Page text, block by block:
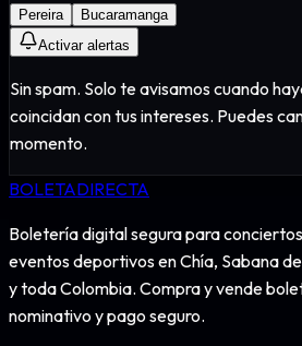
Pereira
Bucaramanga
Activar alertas
Sin spam. Solo te avisamos cuando
coincidan con tus intereses. Puedes
momento.
BOLETADIRECTA
Boletería digital segura para
eventos deportivos en Chía, Sabana
y toda Colombia. Compra y vende
nominativo y pago seguro.